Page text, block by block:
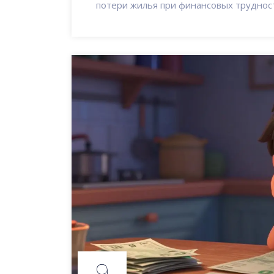
потери жилья при финансовых